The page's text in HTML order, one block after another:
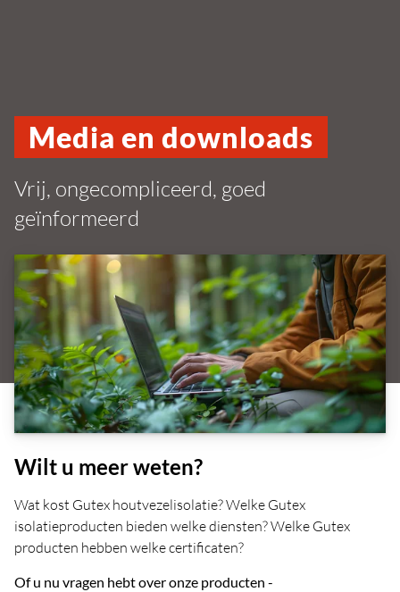
Media en downloads
Vrij, ongecompliceerd, goed
geïnformeerd
Wilt u meer weten?
Wat kost Gutex houtvezelisolatie? Welke Gutex
isolatieproducten bieden welke diensten? Welke Gutex
producten hebben welke certificaten?
Of u nu vragen hebt over onze producten -